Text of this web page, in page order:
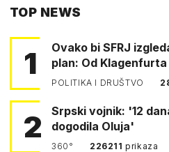
TOP NEWS
1
Ovako bi SFRJ
plan: Od
POLITIKA I DRUŠTVO
2
Srpski vojnik: '12
dogodila Oluja'
360° 226211prikaza